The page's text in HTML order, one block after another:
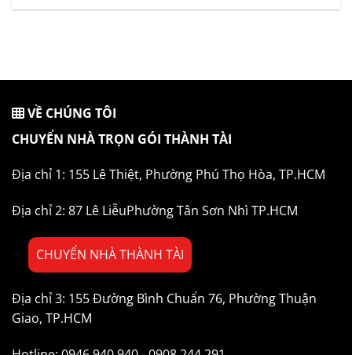
VỀ CHÚNG TÔI
CHUYỂN NHÀ TRỌN GÓI THÀNH TÀI
Địa chỉ 1: 155 Lê Thiệt, Phường Phú Thọ Hòa, TP.HCM
Địa chỉ 2: 87 Lê LiễuPhường Tân Sơn Nhì TP.HCM
CHUYỂN NHÀ THÀNH TÀI
Địa chỉ 3: 155 Đường Bình Chuẩn 76, Phường Thuận
Giao, TP.HCM